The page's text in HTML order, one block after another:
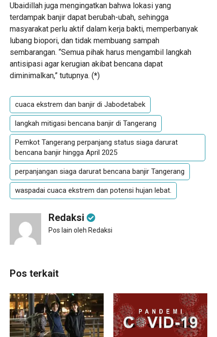
Ubaidillah juga mengingatkan bahwa lokasi yang
terdampak banjir dapat berubah-ubah, sehingga
masyarakat perlu aktif dalam kerja bakti, memperbanyak
lubang biopori, dan tidak membuang sampah
sembarangan. “Semua pihak harus mengambil langkah
antisipasi agar kerugian akibat bencana dapat
diminimalkan,” tutupnya. (*)
cuaca ekstrem dan banjir di Jabodetabek
langkah mitigasi bencana banjir di Tangerang
Pemkot Tangerang perpanjang status siaga darurat
bencana banjir hingga April 2025
perpanjangan siaga darurat bencana banjir Tangerang
waspadai cuaca ekstrem dan potensi hujan lebat.
Redaksi
Pos lain oleh Redaksi
Pos terkait